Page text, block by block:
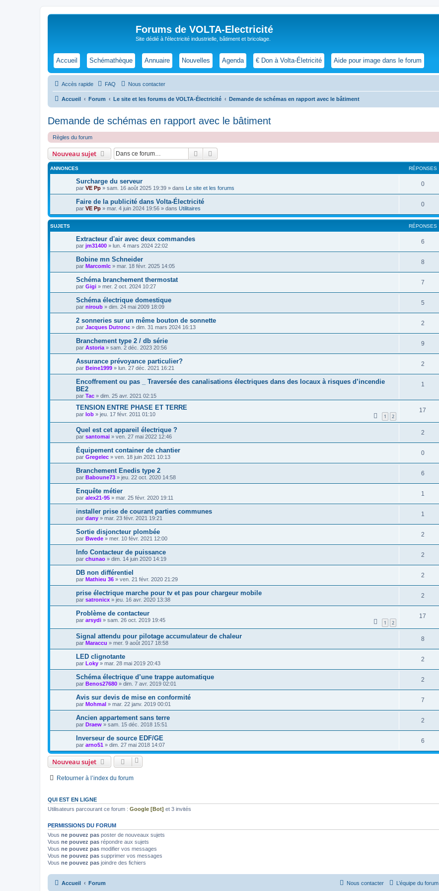
Forums de VOLTA-Electricité
Site dédié à l'électricité industrielle, bâtiment et bricolage.
Accueil Schémathèque Annuaire Nouvelles Agenda € Don à Volta-Életricité Aide pour image dans le forum
Accès rapide FAQ Nous contacter
Accueil Forum Le site et les forums de VOLTA-Électricité Demande de schémas en rapport avec le bâtiment
Demande de schémas en rapport avec le bâtiment
Règles du forum
Nouveau sujet Rechercher
ANNONCES RÉPONSES
Surcharge du serveur
par VE Pp » sam. 16 août 2025 19:39 » dans Le site et les forums
0
Faire de la publicité dans Volta-Électricité
par VE Pp » mar. 4 juin 2024 19:56 » dans Utilitaires
0
SUJETS RÉPONSES
Extracteur d'air avec deux commandes
par jm31400 » lun. 4 mars 2024 22:02
6
Bobine mn Schneider
par Marcomlc » mar. 18 févr. 2025 14:05
8
Schéma branchement thermostat
par Gigi » mer. 2 oct. 2024 10:27
7
Schéma électrique domestique
par niroub » dim. 24 mai 2009 18:09
5
2 sonneries sur un même bouton de sonnette
par Jacques Dutronc » dim. 31 mars 2024 16:13
2
Branchement type 2 / db série
par Astoria » sam. 2 déc. 2023 20:56
9
Assurance prévoyance particulier?
par Beine1999 » lun. 27 déc. 2021 16:21
2
Encoffrement ou pas _ Traversée des canalisations électriques dans des locaux à risques d’incendie
BE2
par Tac » dim. 25 avr. 2021 02:15
1
TENSION ENTRE PHASE ET TERRE
par lob » jeu. 17 févr. 2011 01:10 1 2
17
Quel est cet appareil électrique ?
par santomai » ven. 27 mai 2022 12:46
2
Équipement container de chantier
par Gregelec » ven. 18 juin 2021 10:13
0
Branchement Enedis type 2
par Baboune73 » jeu. 22 oct. 2020 14:58
6
Enquête métier
par alex21-95 » mar. 25 févr. 2020 19:11
1
installer prise de courant parties communes
par dany » mar. 23 févr. 2021 19:21
1
Sortie disjoncteur plombée
par Bwede » mer. 10 févr. 2021 12:00
2
Info Contacteur de puissance
par chunao » dim. 14 juin 2020 14:19
2
DB non différentiel
par Mathieu 36 » ven. 21 févr. 2020 21:29
2
prise électrique marche pour tv et pas pour chargeur mobile
par satronicx » jeu. 16 avr. 2020 13:38
2
Problème de contacteur
par arsydi » sam. 26 oct. 2019 19:45 1 2
17
Signal attendu pour pilotage accumulateur de chaleur
par Maraccu » mer. 9 août 2017 18:58
8
LED clignotante
par Loky » mar. 28 mai 2019 20:43
2
Schéma électrique d’une trappe automatique
par Benos27680 » dim. 7 avr. 2019 02:01
2
Avis sur devis de mise en conformité
par Mohmal » mar. 22 janv. 2019 00:01
7
Ancien appartement sans terre
par Draew » sam. 15 déc. 2018 15:51
2
Inverseur de source EDF/GE
par arno51 » dim. 27 mai 2018 14:07
6
Nouveau sujet
Retourner à l’index du forum
QUI EST EN LIGNE
Utilisateurs parcourant ce forum : Google [Bot] et 3 invités
PERMISSIONS DU FORUM
Vous ne pouvez pas poster de nouveaux sujets
Vous ne pouvez pas répondre aux sujets
Vous ne pouvez pas modifier vos messages
Vous ne pouvez pas supprimer vos messages
Vous ne pouvez pas joindre des fichiers
Accueil Forum L’équipe du forum
Nous contacter